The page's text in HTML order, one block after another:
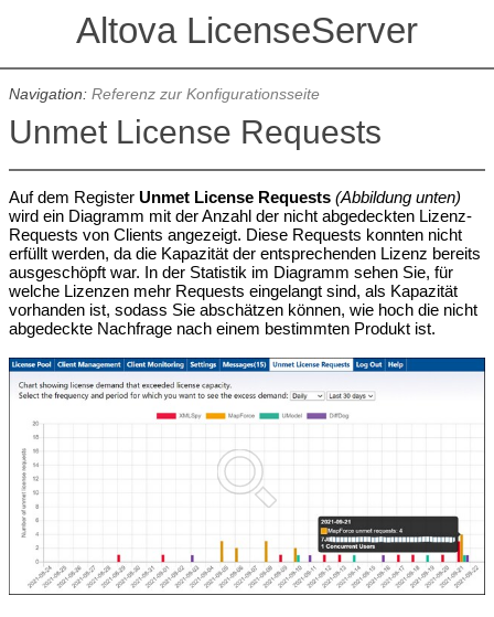
Altova LicenseServer
Navigation: Referenz zur Konfigurationsseite
Unmet License Requests
Auf dem Register Unmet License Requests (Abbildung unten)
wird ein Diagramm mit der Anzahl der nicht abgedeckten Lizenz-
Requests von Clients angezeigt. Diese Requests konnten nicht
erfüllt werden, da die Kapazität der entsprechenden Lizenz bereits
ausgeschöpft war. In der Statistik im Diagramm sehen Sie, für
welche Lizenzen mehr Requests eingelangt sind, als Kapazität
vorhanden ist, sodass Sie abschätzen können, wie hoch die nicht
abgedeckte Nachfrage nach einem bestimmten Produkt ist.